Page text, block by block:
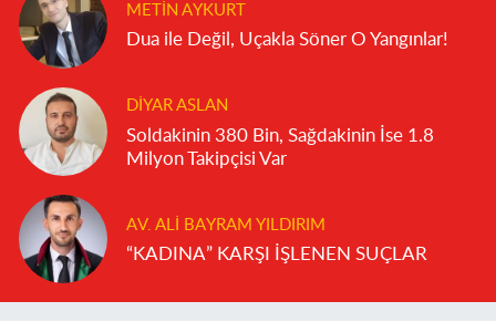
METIN AYKURT
Dua ile Değil, Uçakla Söner O Yangınlar!
DIYAR ASLAN
Soldakinin 380 Bin, Sağdakinin İse 1.8
Milyon Takipçisi Var
AV. ALI BAYRAM YILDIRIM
“KADINA” KARŞI İŞLENEN SUÇLAR